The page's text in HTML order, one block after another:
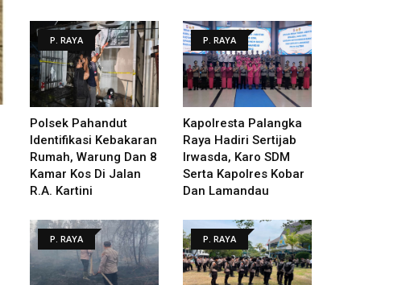
P. RAYA
Polsek Pahandut
Identifikasi Kebakaran
Rumah, Warung Dan 8
Kamar Kos Di Jalan
R.A. Kartini
P. RAYA
Kapolresta Palangka
Raya Hadiri Sertijab
Irwasda, Karo SDM
Serta Kapolres Kobar
Dan Lamandau
P. RAYA P. RAYA